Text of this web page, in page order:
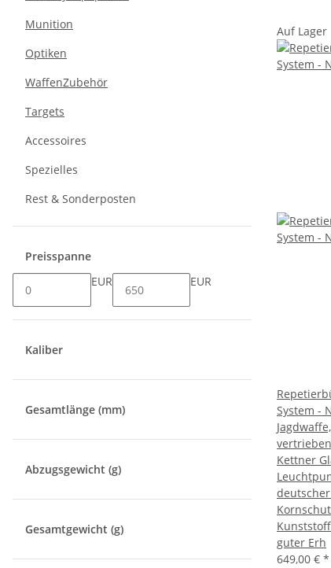
Auf Lager
System -
Kettner
guter Erh
649,00 € *
Munition
Optiken
WaffenZubehör
Targets
Accessoires
Spezielles
Rest & Sonderposten
Preisspanne
EUR
EUR
Kaliber
Gesamtlänge (mm)
Abzugsgewicht (g)
Gesamtgewicht (g)